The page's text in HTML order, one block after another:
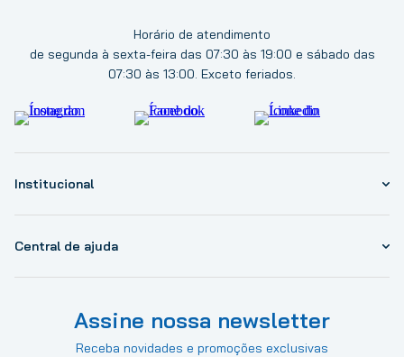
Horário de atendimento
de segunda à sexta-feira das 07:30 às 19:00 e sábado das
07:30 às 13:00. Exceto feriados.
Institucional
Central de ajuda
Assine nossa newsletter
Receba novidades e promoções exclusivas